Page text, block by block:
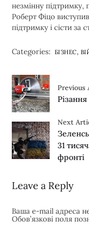
незмінну підтримку,
Роберт Фіцо
підтримку і сісти за
Categories: БІЗНЕС,
Previous
Next
31
фронті
Leave a Reply
Ваша e-mail адреса
Обов’язкові поля